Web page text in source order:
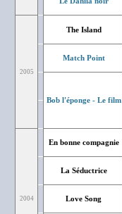
2005
The Island
Match Point
Bob l'éponge - Le film
2004
En bonne compagnie
La Séductrice
Love Song